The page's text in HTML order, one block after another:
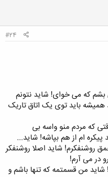
#24
که می خوای! شاید نتونم
باید توی یک اتاق تاریک
که مردم منو واسه بی
پیکره ام از هم بپاشه! شاید...
روشنفکرم! شاید اصلا روشنفکر
در می آرم!
من قسمتمه که تنها باشم و